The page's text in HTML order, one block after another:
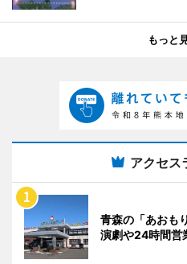
もっと
アクセス
青森の「あおも
演劇や24時間営